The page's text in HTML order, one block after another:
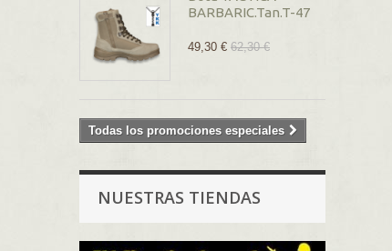
BARBARIC.Tan.T-47
49,30 € 62,30 €
Todas los promociones especiales
NUESTRAS TIENDAS